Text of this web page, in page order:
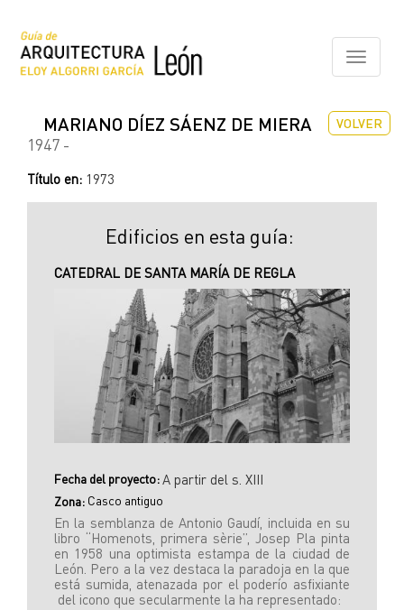
contenido
principal
Toggle
VOLVER
MARIANO DÍEZ SÁENZ DE MIERA
1947 -
Título en: 1973
Edificios en esta guía:
CATEDRAL DE SANTA MARÍA DE REGLA
Fecha del proyecto:A partir del s. XIII
Zona: Casco antiguo
En la semblanza de Antonio Gaudí, incluida en su
libro “Homenots, primera sèrie”, Josep Pla pinta
en 1958 una optimista estampa de la ciudad de
León. Pero a la vez destaca la paradoja en la que
está sumida, atenazada por el poderío asfixiante
del icono que secularmente la ha representado: